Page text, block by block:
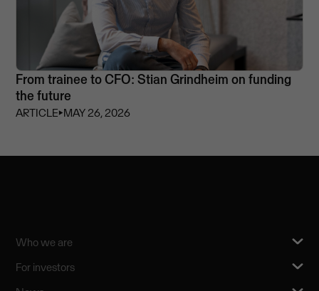
From trainee to CFO: Stian Grindheim on funding
the future
ARTICLE⏵MAY 26, 2026
Who we are
For investors